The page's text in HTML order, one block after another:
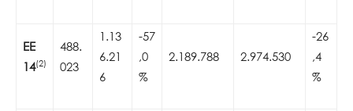
ΕΕ
14(2)
488.
023
1.13
6.21
6
-57
,0
%
2.189.788 2.974.530
-26
,4
%